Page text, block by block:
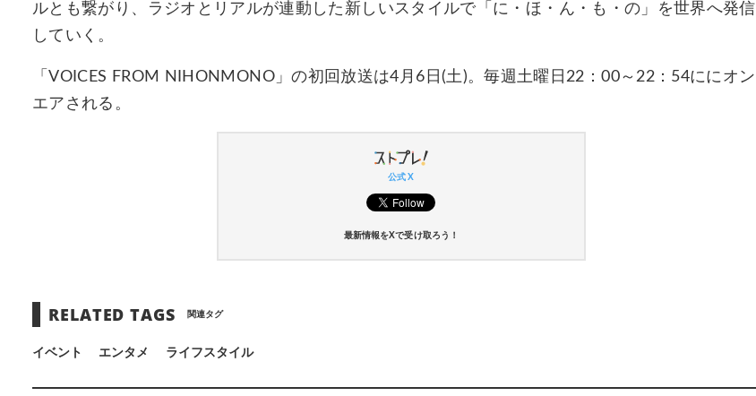
ルとも繋がり、ラジオとリアルが連動した新しいスタイルで「に・ほ・ん・も・の」を世界へ発信
していく。
「VOICES FROM NIHONMONO」の初回放送は4月6日(土)。毎週土曜日22：00～22：54ににオン
エアされる。
公式 X
最新情報をXで受け取ろう！
RELATED TAGS 関連タグ
イベント エンタメ ライフスタイル